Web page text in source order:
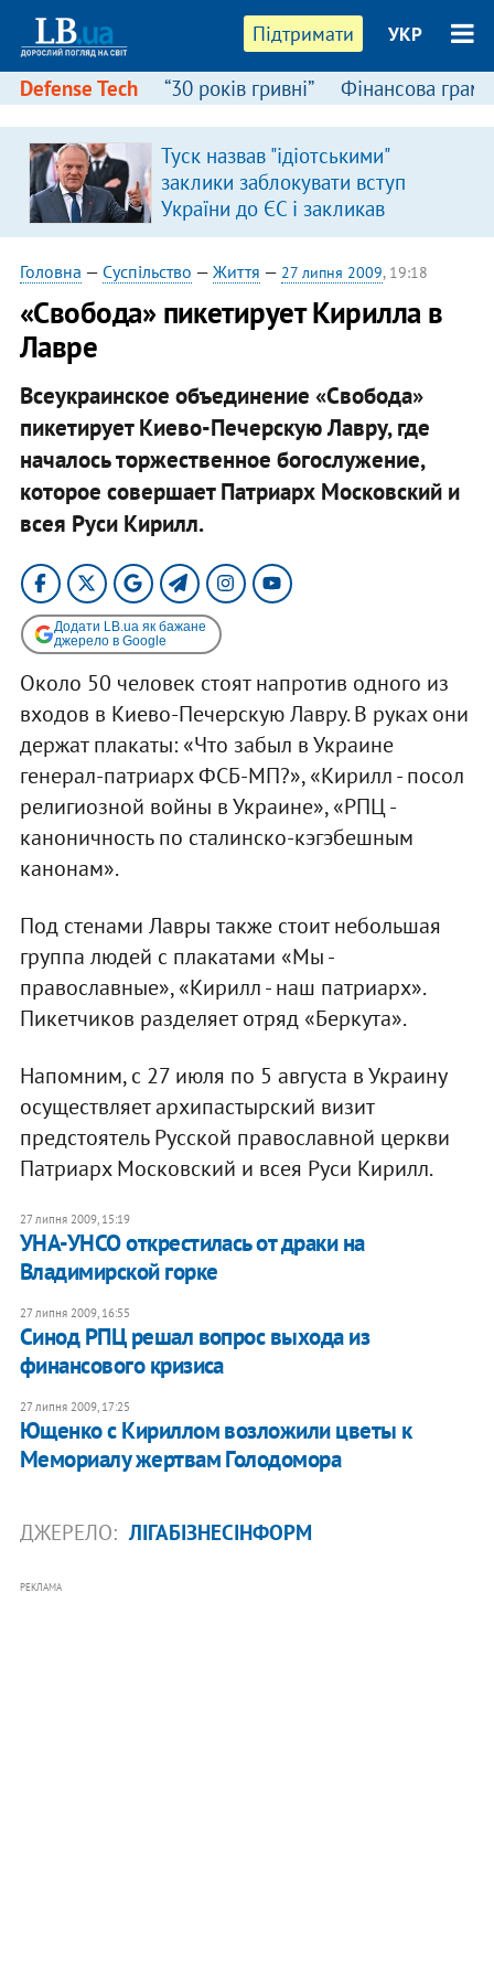
Підтримати УКР
Defense Tech “30 років гривні” Фінансова
Туск назвав "ідіотськими"
заклики заблокувати вступ
України до ЄС і закликав
припинити антиукраїнську
риторику
Головна — Суспільство — Життя — 27 липня 2009, 19:18
«Свобода» пикетирует Кирилла в
Лавре
Всеукраинское объединение «Свобода»
пикетирует Киево-Печерскую Лавру, где
началось торжественное богослужение,
которое совершает Патриарх Московский и
всея Руси Кирилл.
Додати LB.ua як бажане
джерело в Google
Около 50 человек стоят напротив одного из
входов в Киево-Печерскую Лавру. В руках они
держат плакаты: «Что забыл в Украине
генерал-патриарх ФСБ-МП?», «Кирилл - посол
религиозной войны в Украине», «РПЦ -
каноничность по сталинско-кэгэбешным
канонам».
Под стенами Лавры также стоит небольшая
группа людей с плакатами «Мы -
православные», «Кирилл - наш патриарх».
Пикетчиков разделяет отряд «Беркута».
Напомним, с 27 июля по 5 августа в Украину
осуществляет архипастырский визит
предстоятель Русской православной церкви
Патриарх Московский и всея Руси Кирилл.
27 липня 2009, 15:19
УНА-УНСО открестилась от драки на
Владимирской горке
27 липня 2009, 16:55
Синод РПЦ решал вопрос выхода из
финансового кризиса
27 липня 2009, 17:25
Ющенко с Кириллом возложили цветы к
Мемориалу жертвам Голодомора
ДЖЕРЕЛО: ЛІГАБІЗНЕСІНФОРМ
РЕКЛАМА